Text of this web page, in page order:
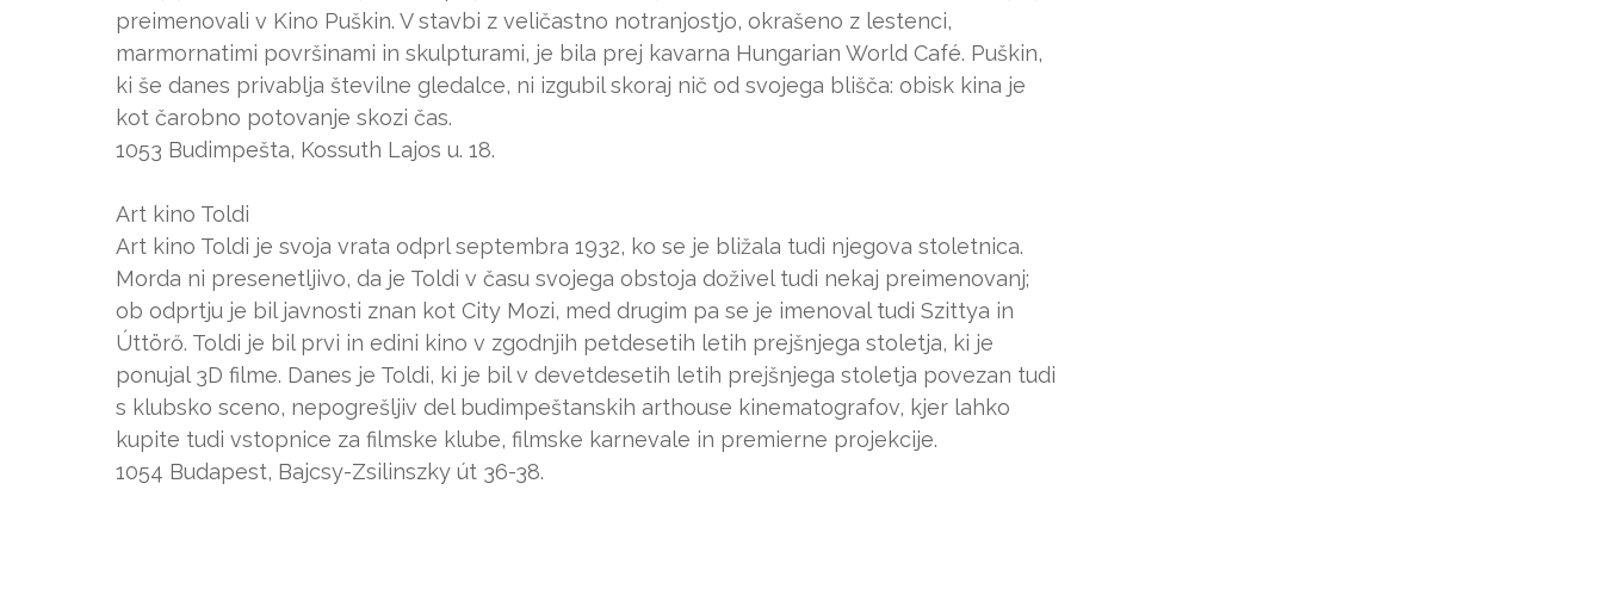
preimenovali v Kino Puškin. V stavbi z veličastno notranjostjo, okrašeno z lestenci,
marmornatimi površinami in skulpturami, je bila prej kavarna Hungarian World Café. Puškin,
ki še danes privablja številne gledalce, ni izgubil skoraj nič od svojega blišča: obisk kina je
kot čarobno potovanje skozi čas.
1053 Budimpešta, Kossuth Lajos u. 18.
Art kino Toldi
Art kino Toldi je svoja vrata odprl septembra 1932, ko se je bližala tudi njegova stoletnica.
Morda ni presenetljivo, da je Toldi v času svojega obstoja doživel tudi nekaj preimenovanj;
ob odprtju je bil javnosti znan kot City Mozi, med drugim pa se je imenoval tudi Szittya in
Úttörő. Toldi je bil prvi in edini kino v zgodnjih petdesetih letih prejšnjega stoletja, ki je
ponujal 3D filme. Danes je Toldi, ki je bil v devetdesetih letih prejšnjega stoletja povezan tudi
s klubsko sceno, nepogrešljiv del budimpeštanskih arthouse kinematografov, kjer lahko
kupite tudi vstopnice za filmske klube, filmske karnevale in premierne projekcije.
1054 Budapest, Bajcsy-Zsilinszky út 36-38.